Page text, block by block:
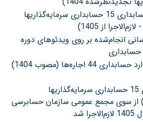
آموزش استاندارد حسابداری 15 حسابداری سرمایه‌گذاریها
انجام‌شده بر روی ویدئوهای دوره
آموزش کامل استاندارد حسابداری 44 اجاره‌ها (مصوب 1404)
استاندارد حسابداری 15 حسابداری سرمایه‌گذاریها
1404) از سوی مجمع عمومی سازمان حسابرسی